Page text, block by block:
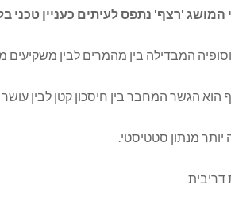
המושג 'רצף' נתפס לעיתים כעניין טכני
המבדילה בין מהמרים לבין משקיעים
הוא הגשר המחבר בין חיסכון קטן לבין
מנתון סטטיסטי.
דריבית